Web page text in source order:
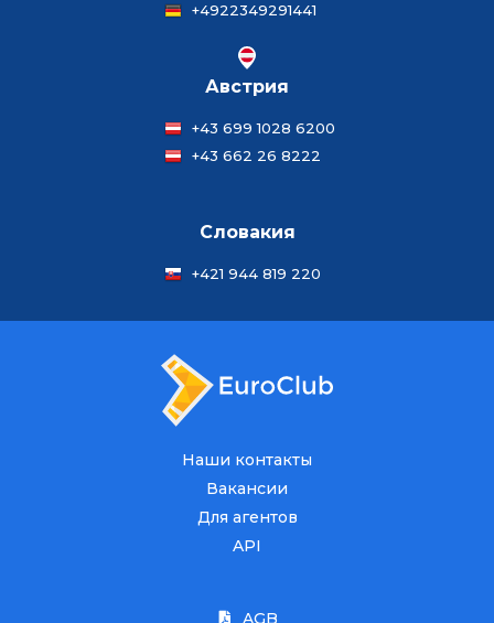
+4922349291441
Австрия
+43 699 1028 6200
+43 662 26 8222
Словакия
+421 944 819 220
Наши контакты
Вакансии
Для агентов
API
AGB